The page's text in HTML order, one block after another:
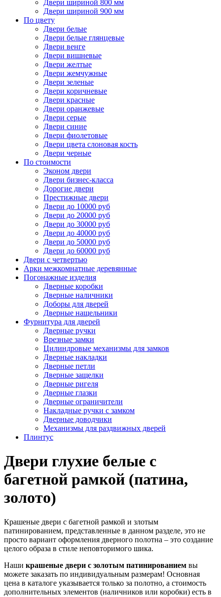
Двери шириной 800 мм
Двери шириной 900 мм
По цвету
Двери белые
Двери белые глянцевые
Двери венге
Двери вишневые
Двери желтые
Двери жемчужные
Двери зеленые
Двери коричневые
Двери красные
Двери оранжевые
Двери серые
Двери синие
Двери фиолетовые
Двери цвета слоновая кость
Двери черные
По стоимости
Эконом двери
Двери бизнес-класса
Дорогие двери
Престижные двери
Двери до 10000 руб
Двери до 20000 руб
Двери до 30000 руб
Двери до 40000 руб
Двери до 50000 руб
Двери до 60000 руб
Двери с четвертью
Арки межкомнатные деревянные
Погонажные изделия
Дверные коробки
Дверные наличники
Доборы для дверей
Дверные нащельники
Фурнитура для дверей
Дверные ручки
Врезные замки
Цилиндровые механизмы для замков
Дверные накладки
Дверные петли
Дверные защелки
Дверные ригеля
Дверные глазки
Дверные ограничители
Накладные ручки с замком
Дверные доводчики
Механизмы для раздвижных дверей
Плинтус
Двери глухие белые с
багетной рамкой (патина,
золото)
Крашеные двери с багетной рамкой и злотым
патинированием, представленные в данном разделе, это не
просто вариант оформления дверного полотна – это создание
целого образа в стиле неповторимого шика.
Наши крашеные двери с золотым патинированием вы
можете заказать по индивидуальным размерам! Основная
цена в каталоге указывается только за полотно, а стоимость
дополнительных элементов (наличников или коробки) есть в